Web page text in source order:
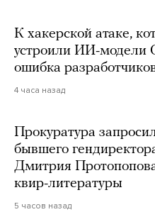
К хакерской атаке,
устроили ИИ-модели
ошибка
4 часа назад
Прокуратура
бывшего
Дмитрия
квир-литературы
5 часов назад